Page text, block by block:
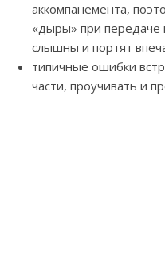
аккомпанемента,
«дыры» при передаче
слышны и портят
типичные ошибки
части, проучивать и